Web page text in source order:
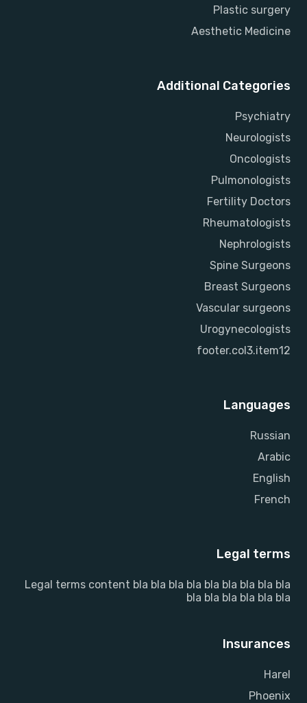
Plastic surgery
Aesthetic Medicine
Additional Categories
Psychiatry
Neurologists
Oncologists
Pulmonologists
Fertility Doctors
Rheumatologists
Nephrologists
Spine Surgeons
Breast Surgeons
Vascular surgeons
Urogynecologists
footer.col3.item12
Languages
Russian
Arabic
English
French
Legal terms
Legal terms content bla bla bla bla bla bla bla bla bla
bla bla bla bla bla bla
Insurances
Harel
Phoenix